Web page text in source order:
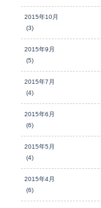
2015年10月
(3)
2015年9月
(5)
2015年7月
(4)
2015年6月
(6)
2015年5月
(4)
2015年4月
(6)